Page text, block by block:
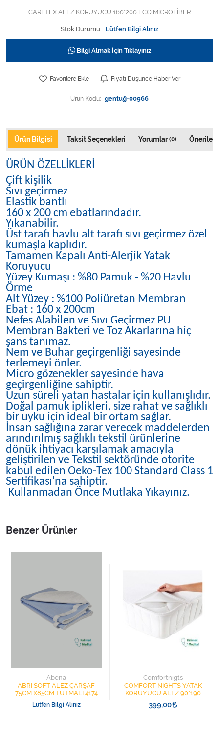
CARETEX ALEZ KORUYUCU 160*200 ECO MİCROFİBER
Stok Durumu: Lütfen Bilgi Alınız
Bilgi Almak İçin Tıklayınız
Favorilere Ekle Fiyatı Düşünce Haber Ver
Ürün Kodu: gentuğ-00966
Ürün Bilgisi Taksit Seçenekleri Yorumlar(0)
ÜRÜN ÖZELLİKLERİ
Çift kişilik
Sıvı geçirmez
Elastik bantlı
160 x 200 cm ebatlarındadır.
Yıkanabilir.
Üst tarafı havlu alt tarafı sıvı geçirmez özel
kumaşla kaplıdır.
Tamamen Kapalı Anti-Alerjik Yatak
Koruyucu
Yüzey Kumaşı : %80 Pamuk - %20 Havlu
Örme
Alt Yüzey : %100 Poliüretan Membran
Ebat : 160 x 200cm
Nefes Alabilen ve Sıvı Geçirmez PU
Membran Bakteri ve Toz Akarlarına hiç
şans tanımaz.
Nem ve Buhar geçirgenliği sayesinde
terlemeyi önler.
Micro gözenekler sayesinde hava
geçirgenliğine sahiptir.
Uzun süreli yatan hastalar için kullanışlıdır.
Doğal pamuk iplikleri, size rahat ve sağlıklı
bir uyku için ideal bir ortam sağlar.
İnsan sağlığına zarar verecek maddelerden
arındırılmış sağlıklı tekstil ürünlerine
dönük ihtiyacı karşılamak amacıyla
geliştirilen ve Tekstil sektöründe otorite
kabul edilen Oeko-Tex 100 Standard Class 1
Sertifikası'na sahiptir.
Kullanmadan Önce Mutlaka Yıkayınız.
Benzer Ürünler
Abena
ABRİ SOFT ALEZ ÇARŞAF
75CM X85CM TUTMALI 4174
Lütfen Bilgi Alınız
Comfortnigts
COMFORT NIGHTS YATAK
KORUYUCU ALEZ 90*190
BUDGET
399,00